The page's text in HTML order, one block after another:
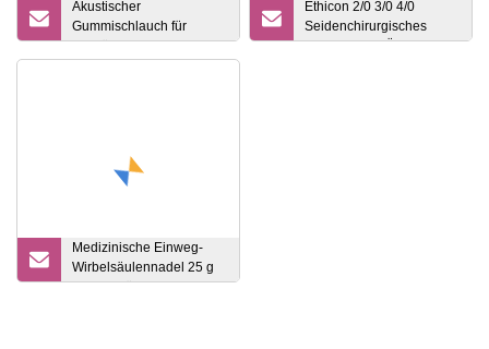
Akustischer
Gummischlauch für
Entwässerungsleitungen
für Baumaterialien
Ethicon 2/0 3/0 4/0
Seidenchirurgisches
Nahtmaterial-Übungsset
Medizinische Einweg-
Wirbelsäulennadel 25 g
Spinalanästhesienadel